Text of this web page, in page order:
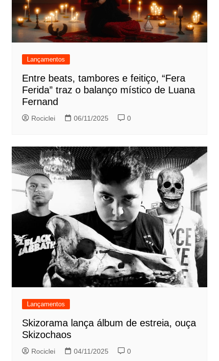
Lançamentos
Entre beats, tambores e feitiço, “Fera
Ferida” traz o balanço místico de Luana
Fernand
Rociclei 06/11/2025 0
Lançamentos
Skizorama lança álbum de estreia, ouça
Skizochaos
Rociclei 04/11/2025 0